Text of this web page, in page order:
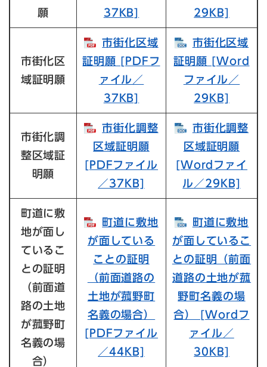
願
37KB]
29KB]
市街化区
域証明願
市街化区域
証明願​ [PDFフ
ァイル／
37KB]
市街化区域
証明願​ [Word
ファイル／
29KB]
市街化調
整区域証
明願
市街化調整
区域証明願​
[PDFファイル
／37KB]
市街化調整
区域証明願​
[Wordファイ
ル／29KB]
町道に敷
地が面し
ているこ
との証明
（前面道
路の土地
が菰野町
名義の場
合）
町道に敷地
が面している
ことの証明
（前面道路の
土地が菰野町
名義の場合）​
[PDFファイル
／44KB]
町道に敷地
が面しているこ
との証明（前面
道路の土地が菰
野町名義の場
合）​ [Wordフ
ァイル／
30KB]